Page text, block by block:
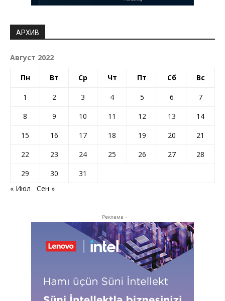
АРХИВ
Август 2022
Пн Вт Ср Чт Пт Сб Вс
1 2 3 4 5 6
7
8
9 10 11 12 13
14
15
16 17 18 19 20
21
22
23 24 25 26 27
28
29
30
31
« Июл
Сен »
- Реклама -